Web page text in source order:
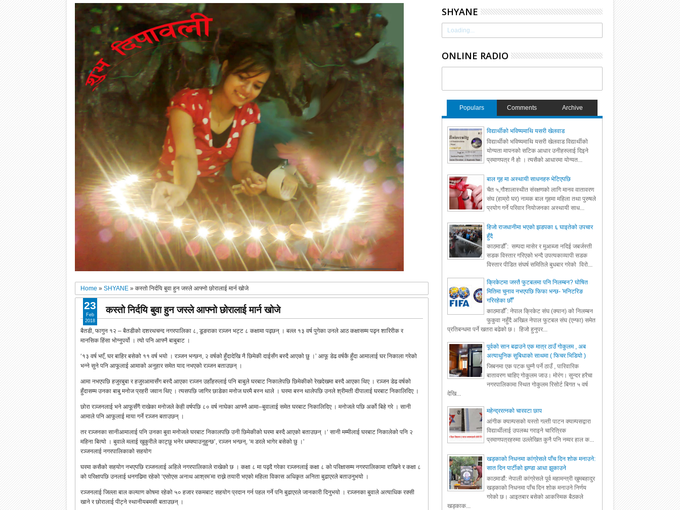
Home »SHYANE »कस्तो निर्दयि बुवा हुन जस्ले आफ्नो छोरालाई मार्न खोजे
कस्तो निर्दयि बुवा हुन जस्ले आफ्नो छोरालाई मार्न खोजे
बैतडी, फागुन १२ – बैतडीको दशरथचन्द नगरपालिका ८, डूङराका रञ्जन भट्ट ८ कक्षामा पढ्छन् । बल्ल १३ वर्ष पुगेका उनले आठ कक्षासम्म पढ्न शारिरीक र
मानसिक हिंसा भोग्नुपर्यो । त्यो पनि आफ्नै बाबुबाट ।
‘१३ वर्ष भएँ, घर बाहिर बसेको ११ वर्ष भयो । रञ्जन भन्छन, २ वर्षको हुँदादेखि नै छिमेकी दाईसँग बस्दै आएको छु ।’ आफू डेढ वर्षकै हुँदा आमालाई घर निकाला गरेको
भन्ने सुने पनि आफूलाई आमाको अनुहार समेत याद नभएको रञ्जन बताउछन् ।
आमा नभएपछि हजुरबुबा र हजुरआमासँग बस्दै आएका रञ्जन उहाँहरुलाई पनि बाबुले घरबाट निकालेपछि छिमेकीको रेखदेखमा बस्दै आएका थिए । रञ्जन डेढ वर्षको
हुँदासम्म उनका बाबु मनोज प्रहरी जवान थिए । त्यसपछि जागिर छाडेका मनोज घरमै बस्न थाले । घरमा बस्न थालेपछि उनले श्रीमती दीपालाई घरबाट निकालिदिए ।
छोरा रञ्जनलाई भने आफूसँगै राखेका मनोजले केही वर्षपछि ८० वर्ष नाघेका आफ्नै आमा–बुवालाई समेत घरबाट निकालिदिए । मनोजले पछि अर्को बिहे गरे । सानी
आमाले पनि आफूलाई माया गर्ने रञ्जन बताउछन् ।
तर रञ्जनका सानीआमालाई पनि उनका बुवा मनोजले घरबाट निकालपछि उनी छिमेकीको घरमा बस्दै आएको बताउछन् ।‘ सानी मम्मीलाई घरबाट निकालेको पनि २
महिना बित्यो । बुवाले मलाई खुकुरीले काट्छु भनेर धम्क्याउनुहुन्छ’, रञ्जन भन्छन्, ‘म डरले भागेर बसेको छु ।’
रञ्जनलाई नगरपालिकाको सहयोग
घरमा कसैको सहयोग नभएपछि रञ्जनलाई अहिले नगरपालिकाले राखेको छ । कक्षा ८ मा पढ्दै गरेका रञ्जनलाई कक्षा ८ को परिक्षासम्म नगरपालिकामा राखिने र कक्षा ८
को परिक्षापछि उनलाई धनगढिमा रहेको ‘एसोएस अनाथ आश्रम’मा राख्ने तयारी भएको महिला विकास अधिकृत अनिता बुढाएरले बताउनुभयो ।
रञ्जनलाई जिल्ला बाल कल्याण कोषमा रहेको ५० हजार रकमबाट सहयोग प्रदान गर्न पहल गर्ने पनि बुढाएरले जानकारी दिनुभयो । रञ्जनका बुवाले अत्याधिक रक्सी
खाने र छोरालाई पीट्ने स्थानीयबमसी बताउछन् ।
23
Feb
2018
SHYANE
Loading...
ONLINE RADIO
Populars Comments Archive
विद्यार्थीको भविष्यमाथि यसरी खेलवाड
विद्यार्थीको भविष्यमाथि यसरी खेलवाड विद्यार्थीको
योग्यता मापनको सटिक आधार उनीहरुलाई दिइने
प्रमाणपत्र नै हो । त्यसैको आधारमा योग्यत...
बाल गृह मा अस्थायी साधनहरु भेटिएपछि
चैत ५,गौशालास्थीत संरक्षणको लागि मानव वातावरण
संघ (हाम्रो घर) नामक बाल गृहमा महिला तथा पुरुषले
प्रयोग गर्ने परिवार नियोजनका अस्थायी साध...
हिजो राजधानीमा भएको झडपका ६ घाइतेको उपचार
हुँदै
काठमाडौँ : सम्पदा मासेर र मुआब्जा नदिई जबर्जस्ती
सडक विस्तार गरिएको भन्दै उपत्यकाव्यापी सडक
विस्तार पीडित संघर्ष समितिले बुधबार गरेको विरो...
क्रिकेटमा जस्तै फुटबलमा पनि निलम्बन? घोषित
मितिमा चुनाव नभएपछि फिफा भन्छ- 'मनिटरिङ
गरिरहेका छौँ'
काठमाडौँ : नेपाल क्रिकेट संघ (क्यान) को निलम्बन
फुकुवा नहुँदै अखिल नेपाल फुटबल संघ (एन्फा) समेत
प्रतिबन्धमा पर्ने खतरा बढेको छ। हिजो हुनुपर...
पूर्वको सान बढाउने एक मात्र ठाउँ गोकुलम , अब
अत्याधुनिक सुबिधाको साथमा ( फिचर भिडियो )
जिबनमा एक पटक घुम्नै पर्ने ठाउँ , पारिवारिक
बातावरण चाहिए गोकुलम जाउ। मोरंग। सुन्दर हरैचा
नगरपालिकामा स्थित गोकुलम रिसोर्ट बिगत ५ वर्ष
देखि...
महेन्द्ररत्नको चारवटा छाप
आंगीक क्याम्पसको यस्तो गल्ती पाटन क्याम्पसद्वारा
विद्यार्थीलाई उपलब्ध गराइने चारित्रिक
प्रमाणपत्रहरुमा उल्लेखित कुनै पनि नम्वर हाल क...
खड्काको निधनमा कांग्रेसले पाँच दिन शोक मनाउने:
सात दिन पार्टीको झण्डा आधा झुकाउने
काठमाडौं: नेपाली कांग्रेसले पूर्व महामन्त्री खुमबहादुर
खड्काको निधनमा पाँच दिन शोक मनाउने निर्णय
गरेको छ। आइतबार बसेको आकस्मिक बैठकले
खड्काक...